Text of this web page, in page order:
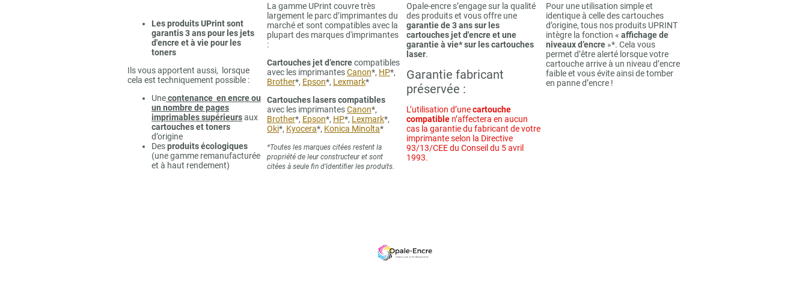
Les produits UPrint sont
garantis 3 ans pour les jets
d'encre et à vie pour les
toners
Ils vous apportent aussi, lorsque
cela est techniquement possible :
Unecontenance en encre ou
un nombre de pages
imprimables supérieursaux
cartouches et toners
d’origine
Desproduits écologiques
(une gamme remanufacturée
et à haut rendement)
La gamme UPrint couvre très
largement le parc d’imprimantes du
marché et sont compatibles avec la
plupart des marques d'imprimantes
:
Cartouches jet d’encrecompatibles
avec les imprimantesCanon*, HP*,
Brother*, Epson*, Lexmark*
Cartouches lasers compatibles
avec les imprimantesCanon*,
Brother*, Epson*, HP*, Lexmark*,
Oki*, Kyocera*, Konica Minolta*
*Toutes les marques citées restent la
propriété de leur constructeur et sont
citées à seule fin d’identifier les produits.
Opale-encre s’engage sur la qualité
des produits et vous offre une
garantie de 3 ans sur les
cartouches jet d'encre et une
garantie à vie* sur les cartouches
laser.
Garantie fabricant
préservée :
L’utilisation d’unecartouche
compatible n’affectera en aucun
cas la garantie du fabricant de votre
imprimante selon la Directive
93/13/CEE du Conseil du 5 avril
1993.
Pour une utilisation simple et
identique à celle des cartouches
d’origine, tous nos produits UPRINT
intègre la fonction « affichage de
niveaux d’encre »*. Cela vous
permet d’être alerté lorsque votre
cartouche arrive à un niveau d’encre
faible et vous évite ainsi de tomber
en panne d’encre !